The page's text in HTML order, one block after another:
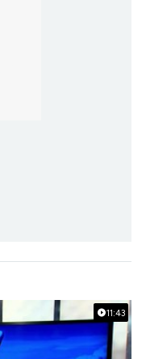
11:43